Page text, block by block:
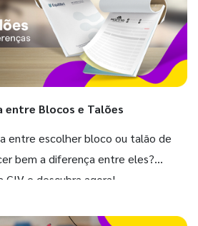
entre Blocos e Talões
entre escolher bloco ou talão de
bem a diferença entre eles?
GIV e descubra agora!